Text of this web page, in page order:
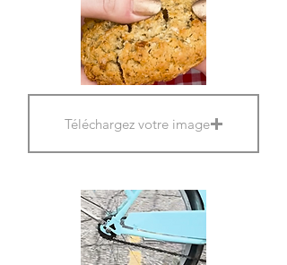
Téléchargez votre image